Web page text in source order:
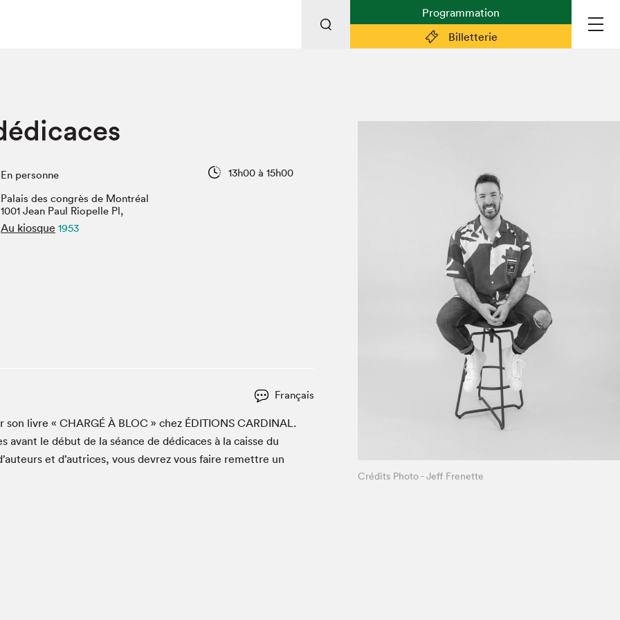
Billetterie
Programmation
Salon
Traiteur
des
harcèlement
Vitrine du Festival littéraire international Metropolis
bleu
La lecture en cadeau
Billetterie: achetez vos billets!
Espace professionnel·le·s
Espace enseignant·e·s
Espace médias
Devenir bénévole
Espace exposant·e·s
Le Salon dans la ville, espace
organisateur⋅rice
En personne
13h00 à 15h00
Palais des congrès de Montréal
1001 Jean Paul Riopelle Pl,
Au kiosque 1953
Français
son livre « CHARGÉÀ BLOC» chez ÉDI­TIONS CAR­DI­NAL.
avant le début de la séance de dédi­caces à la caisse du
et d’autrices, vous devrez vous faire remet­tre un
Crédits Photo - Jeff Frenette